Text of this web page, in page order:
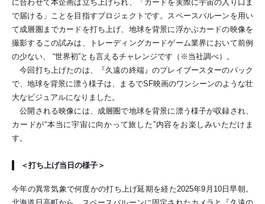
に合わせて本企画は立ち上げられ、「カードを実際に宇宙の入り口ま
で届ける」ことを目指すプロジェクトです。スペースバルーンを用い
て成層圏までカードを打ち上げ、地球を背景に浮かぶカードの映像を
撮影するこの試みは、トレーディングカードゲーム業界において前例
の少ない、 “世界初”とも言えるチャレンジです（※当社調べ）。
今回打ち上げたのは、『久遠の終端』のプレイブースターのパック
で、地球を背景に漂う様子は、まるでSF映画のワンシーンのような壮
大なビジュアルになりました。
公開される映像には、成層圏で地球を背景に漂う様子が収録され、
カードが“本当に宇宙に向かって旅した”内容をお楽しみいただけま
す。
＜打ち上げ当日の様子＞
今年の異常気象で何度かの打ち上げ延期を経た2025年9月10日早朝。